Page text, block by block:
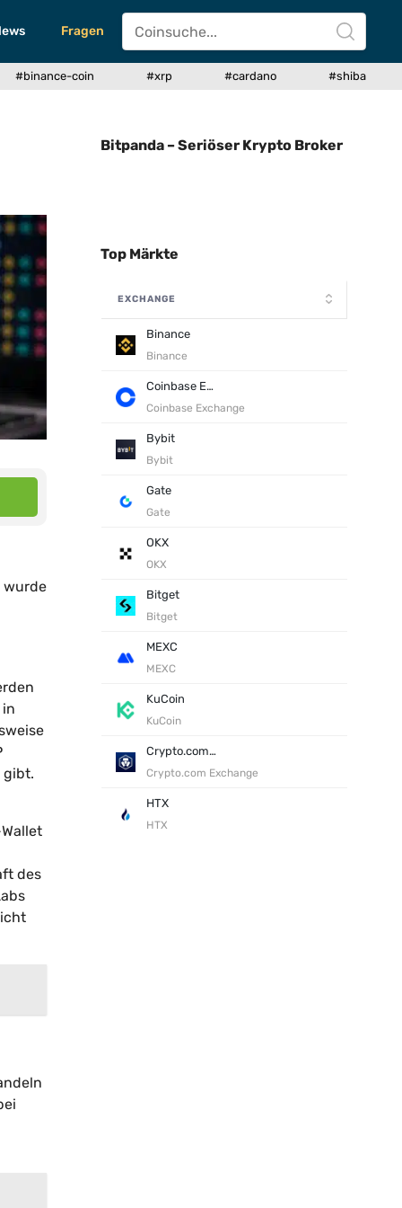
Fragen
#binance-coin #xrp #cardano #shiba
wurde
gibt.
des
Bitpanda – Seriöser Krypto Broker
Top Märkte
EXCHANGE
Binance
Binance
Coinbase Exchange
Coinbase Exchange
Bybit
Bybit
Gate
Gate
OKX
OKX
Bitget
Bitget
MEXC
MEXC
KuCoin
KuCoin
Crypto.com Exchange
Crypto.com Exchange
HTX
HTX